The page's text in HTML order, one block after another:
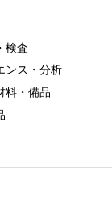
検査
ンス・分析
料・備品